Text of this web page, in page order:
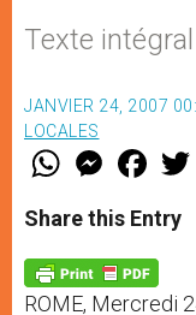
Texte intégral
JANVIER 24, 2007
LOCALES
W
t
s
p
p
M
e
s
e
g
e
r
F
a
e
b
o
k
Share this Entry
ROME, Mercredi